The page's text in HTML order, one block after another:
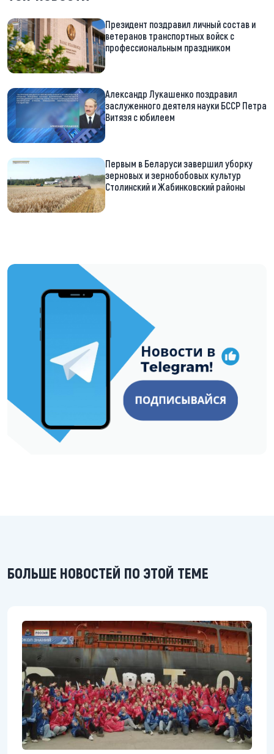
Президент поздравил личный состав и
ветеранов транспортных войск с
профессиональным праздником
Александр Лукашенко поздравил
заслуженного деятеля науки БССР Петра
Витязя с юбилеем
Первым в Беларуси завершил уборку
зерновых и зернобобовых культур
Столинский и Жабинковский районы
https://t.me/minskctvby
БОЛЬШЕ НОВОСТЕЙ ПО ЭТОЙ ТЕМЕ